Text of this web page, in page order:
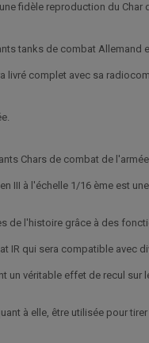
fidèle reproduction du
tanks de combat Allemand
livré complet avec sa
Chars de combat de
III à l'échelle 1/16 ème est
de l'histoire grâce à des
IR qui sera compatible avec
un véritable effet de recul sur
à elle, être utilisée pour